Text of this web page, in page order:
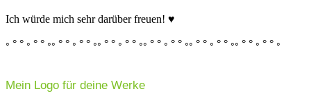
Ich würde mich sehr darüber freuen! ♥
◦ ° ° ◦ ° ° ◦◦ ° ° ◦ ° ° ◦◦ ° ° ◦ ° ° ◦◦ ° ° ◦ ° ° ◦◦ ° ° ◦ ° ° ◦◦ ° ° ◦ ° ° ◦
Mein Logo für deine Werke